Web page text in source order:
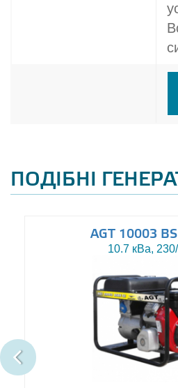
ПОДІБНІ
AGT 10003
10.7 кВа,